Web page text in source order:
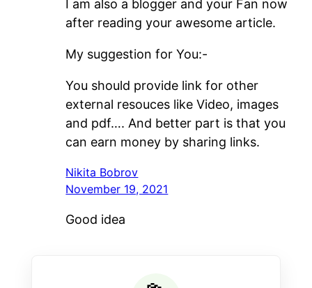
I am also a blogger and your Fan now
after reading your awesome article.
My suggestion for You:-
You should provide link for other
external resouces like Video, images
and pdf…. And better part is that you
can earn money by sharing links.
Nikita Bobrov
November 19, 2021
Good idea